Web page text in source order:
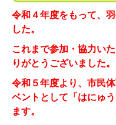
令和４年度をもって、
した。
これまで参加・協力い
りがとうございました。
令和５年度より、市民
ベントとして「はにゅ
ます。